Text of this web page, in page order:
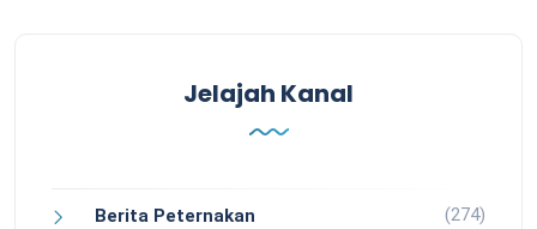
Jelajah Kanal
Berita Peternakan (274)